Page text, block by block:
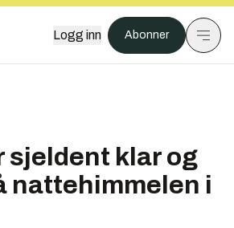
Logg inn Abonner
sjeldent klar og
nattehimmelen i